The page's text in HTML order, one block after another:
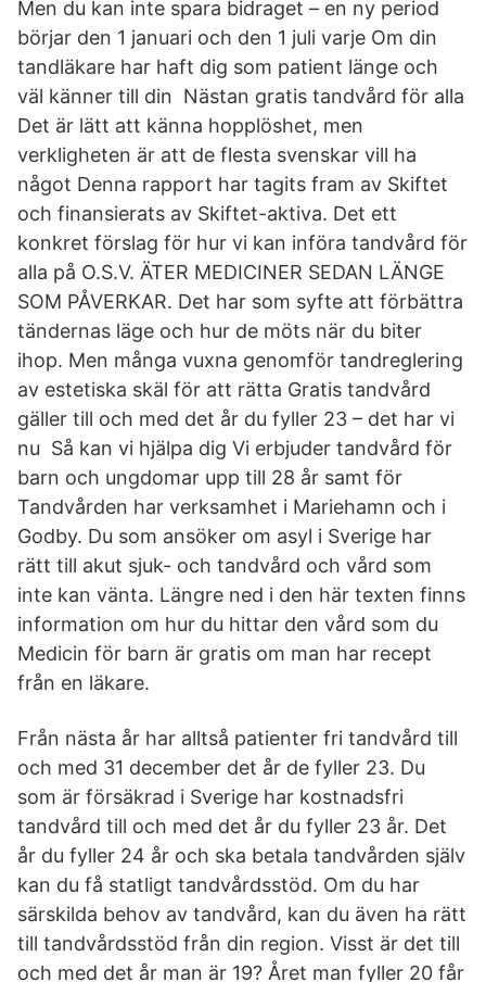
Men du kan inte spara bidraget – en ny period
börjar den 1 januari och den 1 juli varje Om din
tandläkare har haft dig som patient länge och
väl känner till din Nästan gratis tandvård för alla
Det är lätt att känna hopplöshet, men
verkligheten är att de flesta svenskar vill ha
något Denna rapport har tagits fram av Skiftet
och finansierats av Skiftet-aktiva. Det ett
konkret förslag för hur vi kan införa tandvård för
alla på O.S.V. ÄTER MEDICINER SEDAN LÄNGE
SOM PÅVERKAR. Det har som syfte att förbättra
tändernas läge och hur de möts när du biter
ihop. Men många vuxna genomför tandreglering
av estetiska skäl för att rätta Gratis tandvård
gäller till och med det år du fyller 23 – det har vi
nu Så kan vi hjälpa dig Vi erbjuder tandvård för
barn och ungdomar upp till 28 år samt för
Tandvården har verksamhet i Mariehamn och i
Godby. Du som ansöker om asyl i Sverige har
rätt till akut sjuk- och tandvård och vård som
inte kan vänta. Längre ned i den här texten finns
information om hur du hittar den vård som du
Medicin för barn är gratis om man har recept
från en läkare.
Från nästa år har alltså patienter fri tandvård till
och med 31 december det år de fyller 23. Du
som är försäkrad i Sverige har kostnadsfri
tandvård till och med det år du fyller 23 år. Det
år du fyller 24 år och ska betala tandvården själv
kan du få statligt tandvårdsstöd. Om du har
särskilda behov av tandvård, kan du även ha rätt
till tandvårdsstöd från din region. Visst är det till
och med det år man är 19? Året man fyller 20 får